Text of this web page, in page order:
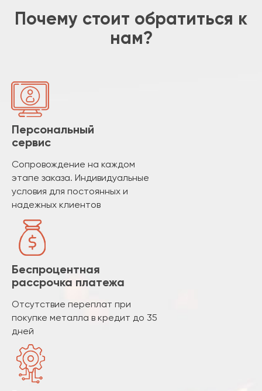
Почему стоит обратиться к
нам?
Персональный
сервис
Сопровождение на каждом
этапе заказа. Индивидуальные
условия для постоянных и
надежных клиентов
Беспроцентная
рассрочка платежа
Отсутствие переплат при
покупке металла в кредит до 35
дней